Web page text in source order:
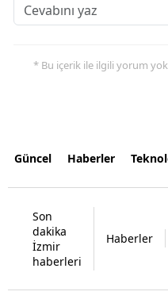
* Bu içerik ile ilgili yorum
Güncel Haberler
Son
dakika
İzmir
haberleri
Haberler